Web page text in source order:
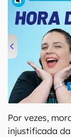
00:00
Por vezes,
injustificada